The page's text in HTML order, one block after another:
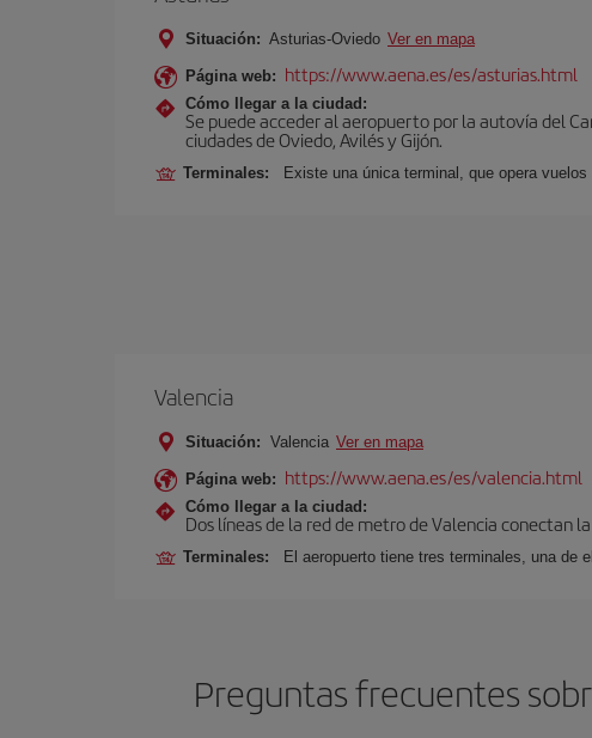
Situación: Asturias-Oviedo Ver en mapa
Página web: https://www.aena.es/es/asturias.html
Cómo llegar a la ciudad:
Se puede acceder al aeropuerto por la autovía del
ciudades de Oviedo, Avilés y Gijón.
Terminales: Existe una única terminal, que opera
Valencia
Situación: Valencia Ver en mapa
Página web: https://www.aena.es/es/valencia.html
Cómo llegar a la ciudad:
Dos líneas de la red de metro de Valencia conectan
Terminales: El aeropuerto tiene tres terminales, una de
Preguntas frecuentes